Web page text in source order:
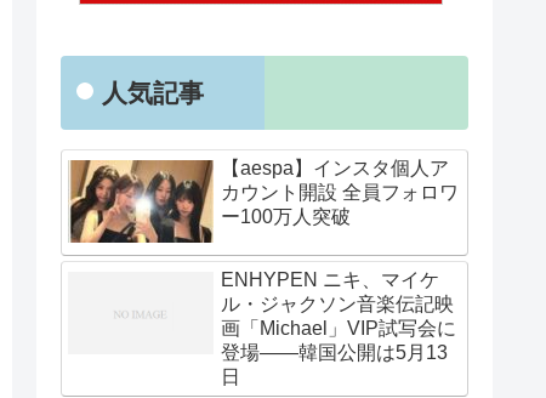
人気記事
【aespa】インスタ個人ア
カウント開設 全員フォロワ
ー100万人突破
ENHYPEN ニキ、マイケ
ル・ジャクソン音楽伝記映
画「Michael」VIP試写会に
登場——韓国公開は5月13
日